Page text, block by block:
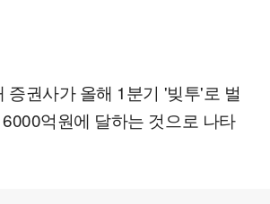
증권사가 올해 1분기 '빚투'로 벌
억원에 달하는 것으로 나타